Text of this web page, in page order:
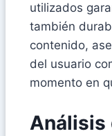
utilizados
también
contenido,
del usuario
momento en
Análisis